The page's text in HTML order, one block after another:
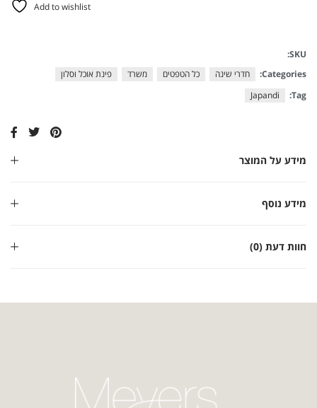
Add to wishlist
מידע על המוצר
מידע נוסף
חוות דעת (0)
SKU:
Categories:
חדרי שינה כל הטפטים משרד
פינת אוכל וסלון
Tag:
Japandi